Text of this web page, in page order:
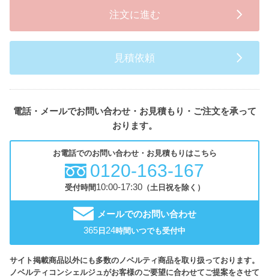
注文に進む
見積依頼
電話・メールでお問い合わせ・お見積もり・ご注文を承って
おります。
お電話でのお問い合わせ・お見積もりはこちら
0120-163-167
受付時間10:00-17:30（土日祝を除く）
メールでのお問い合わせ
365 日 24時間いつでも受付中
サイト掲載商品以外にも多数のノベルティ商品を取り扱っております。
ノベルティコンシェルジュがお客様のご要望に合わせてご提案をさせて